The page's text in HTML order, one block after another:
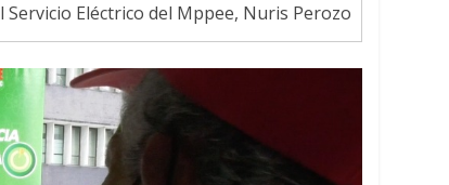
Eléctrico del Mppee, Nuris Perozo